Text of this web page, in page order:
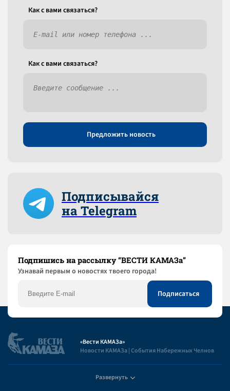
Как c вами связаться?
Как c вами связаться?
Предложить новость
Подписывайся
на Telegram
Подпишись на рассылку “ВЕСТИ КАМАЗа”
Узнaвай первым о новостях твоего города!
«Вести КАМАЗа»
Новости КАМАЗа | События Набережных Челнов
Развернуть